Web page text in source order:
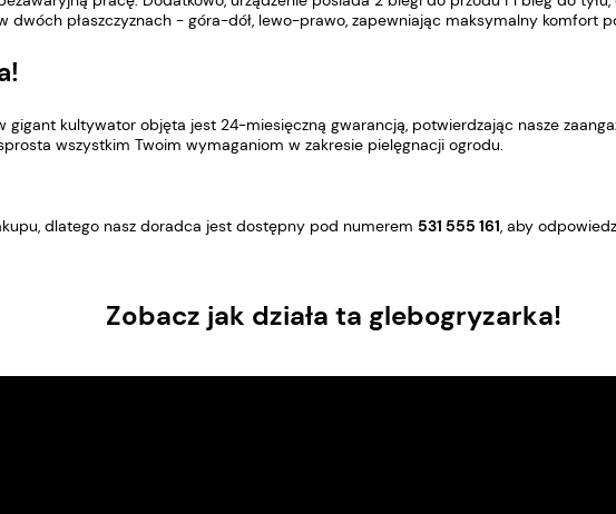
dwóch płaszczyznach - góra-dół, lewo-prawo, zapewniając maksymalny komfort
gigant kultywator objęta jest 24-miesięczną gwarancją, potwierdzając nasze
wszystkim Twoim wymaganiom w zakresie pielęgnacji ogrodu.
dlatego nasz doradca jest dostępny pod numerem 531 555 161, aby
Zobacz jak działa ta glebogryzarka!